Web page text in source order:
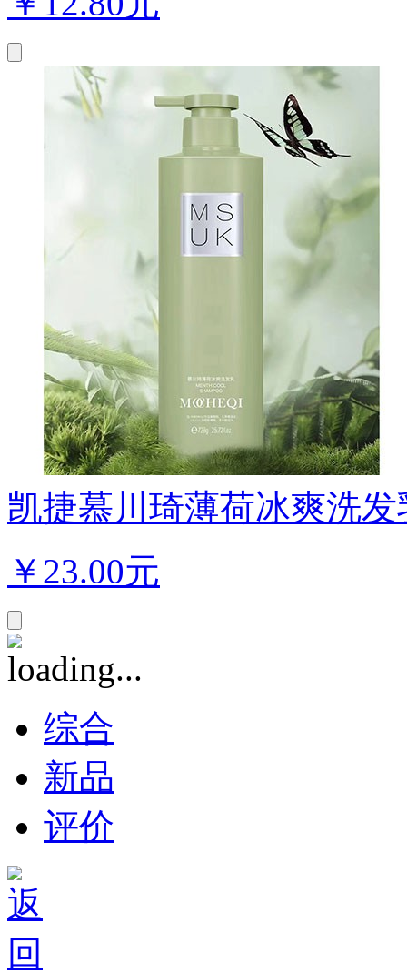
凯捷慕川琦薄荷冰爽洗发
￥ 23.00元
综合
新品
评价